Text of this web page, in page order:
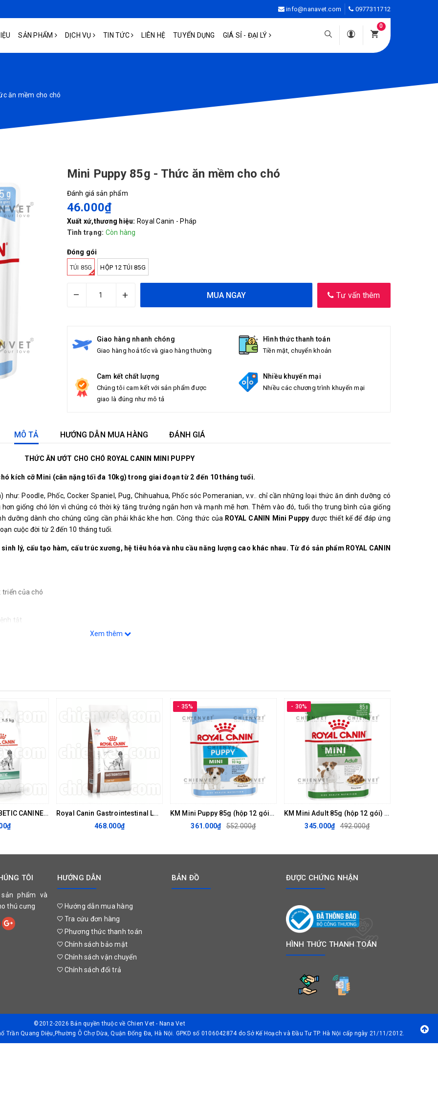
0977311712
info@nanavet.com
SẢN PHẨM DỊCH VỤ TIN TỨC LIÊN HỆ TUYỂN DỤNG GIÁ SỈ - ĐẠI LÝ
0
ăn mềm cho chó
Mini Puppy 85g - Thức ăn mềm cho chó
Đánh giá sản phẩm
46.000₫
Xuất xứ,thương hiệu: Royal Canin - Pháp
Tình trạng: Còn hàng
Đóng gói
TÚI 85G HỘP 12 TÚI 85G
– + MUA NGAY Tư vấn thêm
Giao hàng nhanh chóng
Giao hàng hoả tốc và giao hàng thường
Hình thức thanh toán
Tiền mặt, chuyển khoản
Cam kết chất lượng
Chúng tôi cam kết với sản phẩm được
giao là đúng như mô tả
Nhiều khuyến mại
Nhiều các chương trình khuyến mại
MÔ TẢ HƯỚNG DẪN MUA HÀNG ĐÁNH GIÁ
THỨC ĂN ƯỚT CHO CHÓ ROYAL CANIN MINI PUPPY
kích cỡ Mini (cân nặng tối đa 10kg) trong giai đoạn từ 2 đến 10 tháng tuổi.
Poodle, Phốc, Cocker Spaniel, Pug, Chihuahua, Phốc sóc Pomeranian, v.v.. chỉ cần những loại thức ăn dinh dưỡng có
giống chó lớn vì chúng có thời kỳ tăng trưởng ngắn hơn và mạnh mẽ hơn. Thêm vào đó, tuổi thọ trung bình của giống
dưỡng dành cho chúng cũng cần phải khắc khe hơn. Công thức của ROYAL CANIN Mini Puppy được thiết kế để đáp ứng
cuộc đời từ 2 đến 10 tháng tuổi.
lý, cấu tạo hàm, cấu trúc xương, hệ tiêu hóa và nhu cầu năng lượng cao khác nhau. Từ đó sản phẩm ROYAL CANIN
triển của chó
tật
ở chó con nhờ các phức hợp chống oxy hóa đặc biệt có chứa Vitamin E.
đường ruột.
ngũ cốc (ngô), các dẫn xuất có nguồn gốc thực vật (lignocellulose), dầu và chất béo (mỡ gia cầm, dầu cá), khoáng
Xem thêm
ROYAL CANIN DIABETIC CANINE 1.5kg - THỨC ĂN CHO CHÓ BỊ TIỂU ĐƯỜNG
Royal Canin Gastrointestinal Low Fat Canine 1.5kg - Thức ăn hỗ trợ điều trị cho chó trưởng thành mắc phải các vấn đề tiêu hoá
468.000₫
- 35%
KM Mini Puppy 85g (hộp 12 gói) - Thức ăn mềm cho chó
361.000₫
552.000₫
- 30%
KM Mini Adult 85g (hộp 12 gói) - Thức ăn mềm cho chó
345.000₫
492.000₫
TÔI
phẩm và
thú cưng
HƯỚNG DẪN
Hướng dẫn mua hàng
Tra cứu đơn hàng
Phương thức thanh toán
Chính sách bảo mật
Chính sách vận chuyển
Chính sách đổi trả
BẢN ĐỒ ĐƯỢC CHỨNG NHẬN
HÌNH THỨC THANH TOÁN
©2012-2026 Bản quyền thuộc về Chien Vet - Nana Vet
Trần Quang Diệu,Phường Ô Chợ Dừa, Quận Đống Đa, Hà Nội. GPKD số 0106042874 do Sở Kế Hoạch và Đầu Tư TP. Hà Nội cấp ngày 21/11/2012.